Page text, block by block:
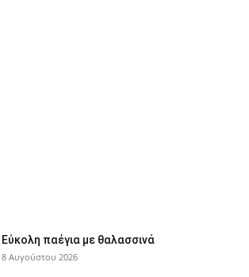
Εύκολη παέγια με θαλασσινά
8 Αυγούστου 2026